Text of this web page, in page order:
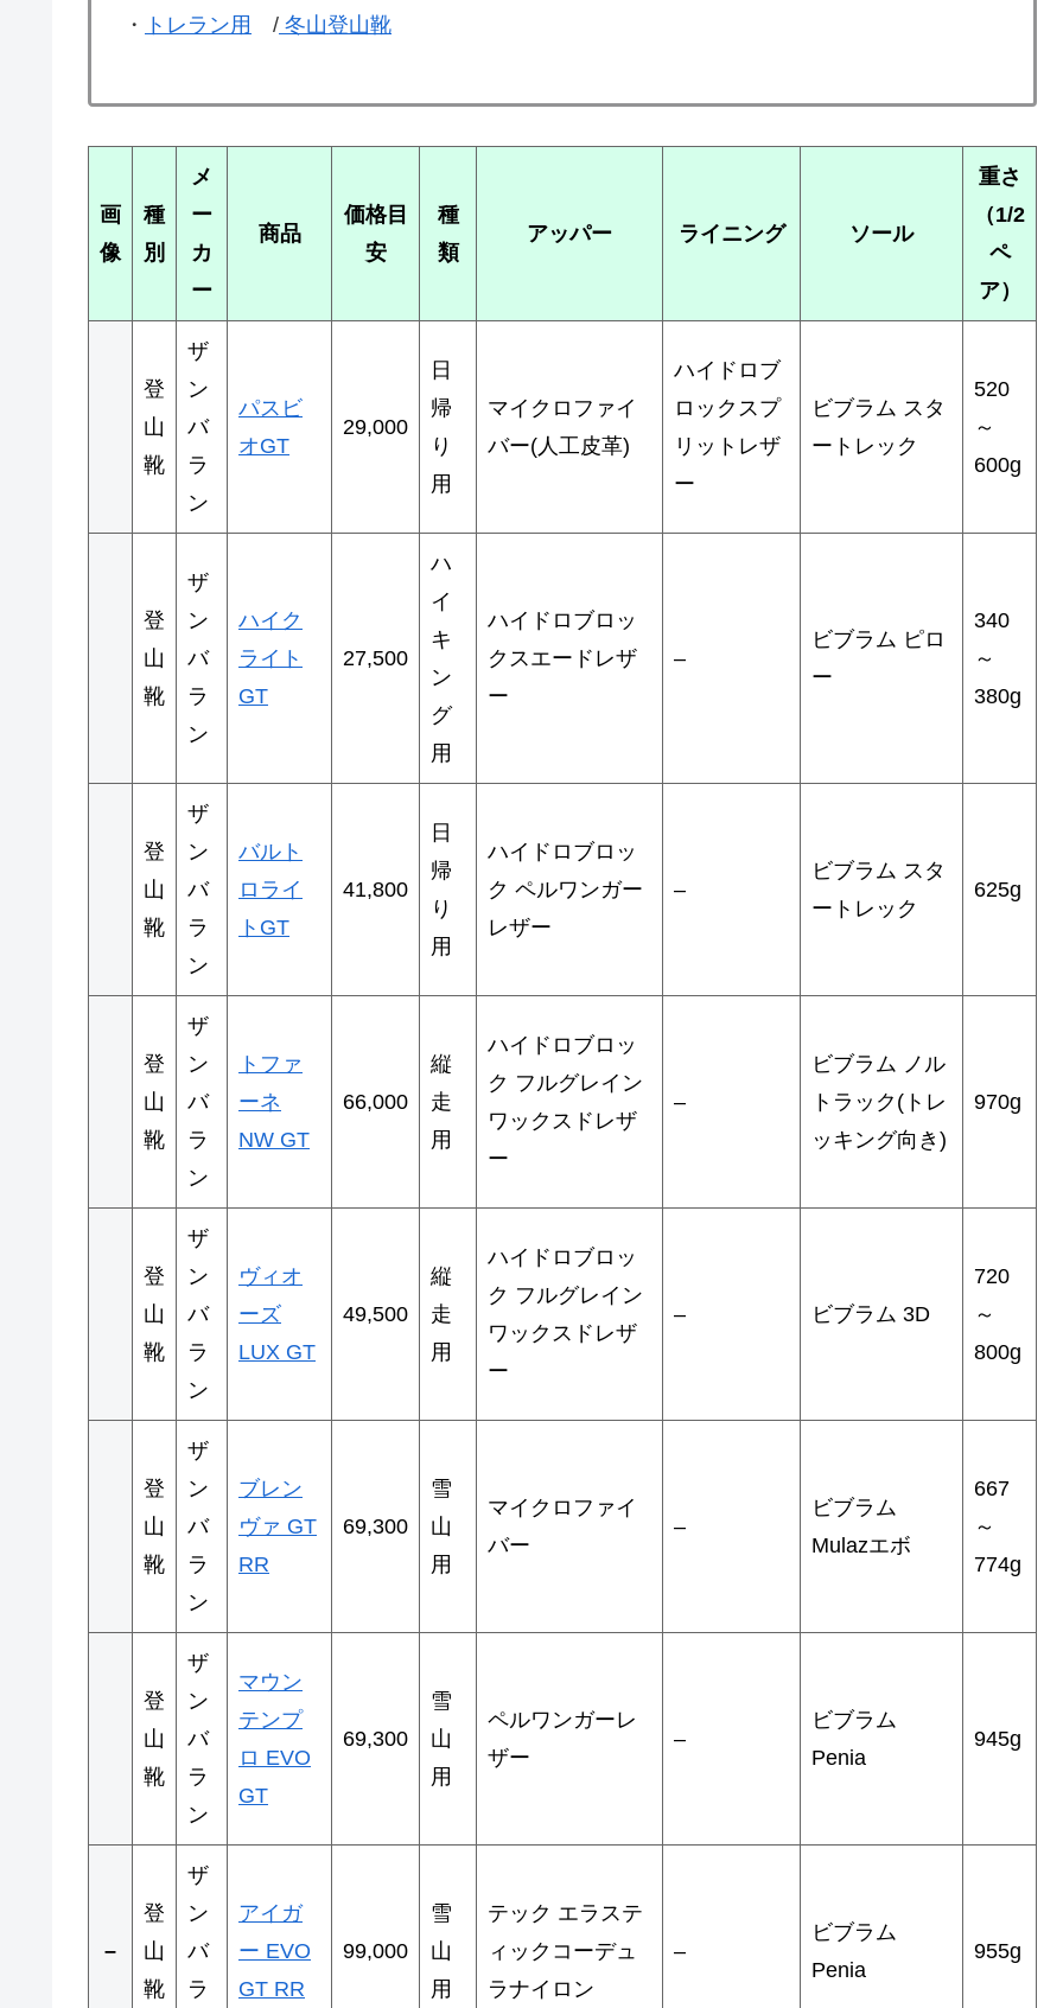
・
トレラン用 / 冬山登山靴
画
像
種
別
メ
ー
カ
ー
商品
価格目
安
種
類
アッパー ライニング ソール
重さ
（1/2
ペ
ア）
登
山
靴
ザ
ン
バ
ラ
ン
パスビ
オGT
29,000
日
帰
り
用
マイクロファイ
バー(人工皮革)
ハイドロブ
ロックスプ
リットレザ
ー
ビブラム スタ
ートレック
520
～
600g
登
山
靴
ザ
ン
バ
ラ
ン
ハイク
ライト
GT
27,500
ハ
イ
キ
ン
グ
用
ハイドロブロッ
クスエードレザ
ー
–
ビブラム ピロ
ー
340
～
380g
登
山
靴
ザ
ン
バ
ラ
ン
バルト
ロライ
トGT
41,800
日
帰
り
用
ハイドロブロッ
ク ペルワンガー
レザー
–
ビブラム スタ
ートレック
625g
登
山
靴
ザ
ン
バ
ラ
ン
トファ
ーネ
NW GT
66,000
縦
走
用
ハイドロブロッ
ク フルグレイン
ワックスドレザ
ー
–
ビブラム ノル
トラック(トレ
ッキング向き)
970g
登
山
靴
ザ
ン
バ
ラ
ン
ヴィオ
ーズ
LUX GT
49,500
縦
走
用
ハイドロブロッ
ク フルグレイン
ワックスドレザ
ー
– ビブラム 3D
720
～
800g
登
山
靴
ザ
ン
バ
ラ
ン
ブレン
ヴァ GT
RR
69,300
雪
山
用
マイクロファイ
バー
–
ビブラム
Mulazエボ
667
～
774g
登
山
靴
ザ
ン
バ
ラ
ン
マウン
テンプ
ロ EVO
GT
69,300
雪
山
用
ペルワンガーレ
ザー
–
ビブラム
Penia
945g
–
登
山
靴
ザ
ン
バ
ラ
アイガ
ー EVO
GT RR
99,000
雪
山
用
テック エラステ
ィックコーデュ
ラナイロン
–
ビブラム
Penia
955g